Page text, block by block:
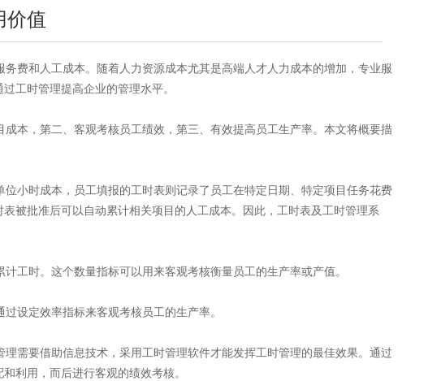
价值
费和人工成本。随着人力资源成本尤其是高端人才人力成本的增加，专业服
工时管理提高企业的管理水平。
本，第二、客观考核员工绩效，第三、有效提高员工生产率。本文将概要描
小时成本，员工填报的工时表则记录了员工在特定日期、特定项目任务花费
被批准后可以自动累计相关项目的人工成本。因此，工时表及工时管理系
工时。这个数量指标可以用来客观考核衡量员工的生产率或产值。
设定效率指标来客观考核员工的生产率。
需要借助信息技术，采用工时管理软件才能发挥工时管理的最佳效果。通过
利用，而后进行客观的绩效考核。